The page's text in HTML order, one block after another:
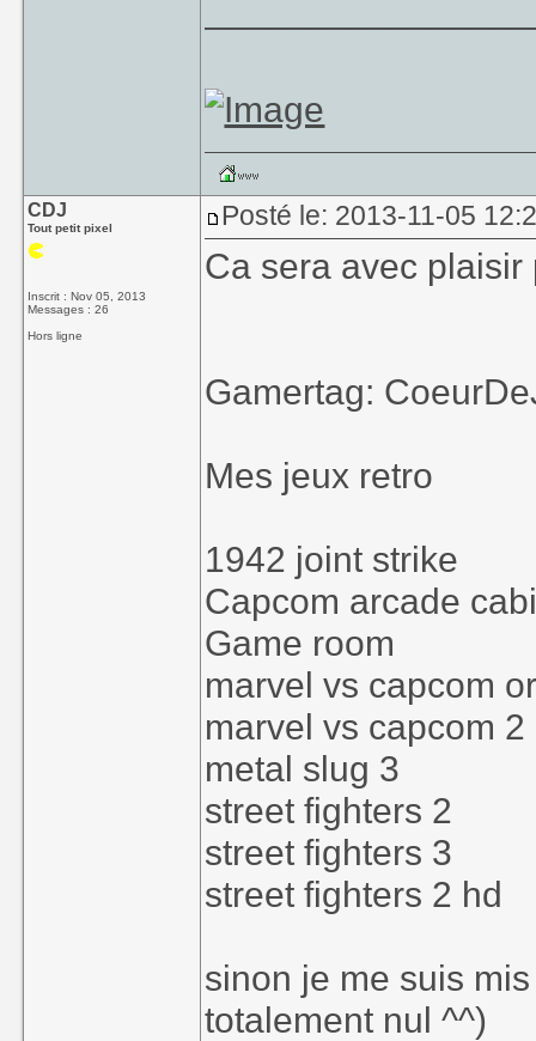
CDJ
Tout petit pixel
Inscrit : Nov 05, 2013
Messages : 26
Hors ligne
Posté le: 2013-11-05
Ca sera avec plaisir
Gamertag:
Mes jeux retro
1942 joint strike
Capcom arcade
Game room
marvel vs capcom
marvel vs capcom 2
metal slug 3
street fighters 2
street fighters 3
street fighters 2 hd
sinon je me suis
totalement nul ^^)